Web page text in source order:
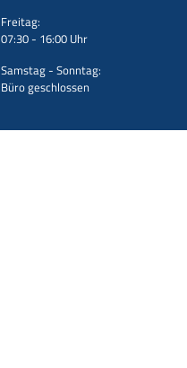
Freitag:
07:30 - 16:00 Uhr
Samstag - Sonntag:
Büro geschlossen